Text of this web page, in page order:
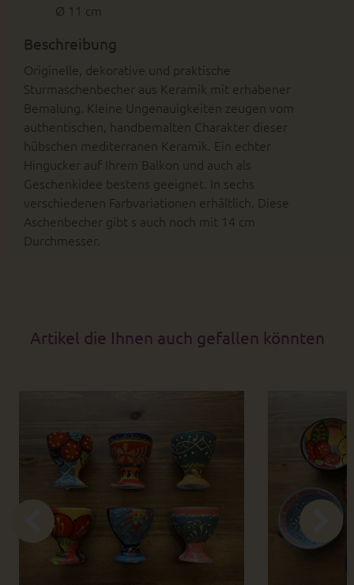
Ø 11 cm
Beschreibung
Originelle, dekorative und praktische
Sturmaschenbecher aus Keramik mit erhabener
Bemalung. Kleine Ungenauigkeiten zeugen vom
authentischen, handbemalten Charakter dieser
hübschen mediterranen Keramik. Ein echter
Hingucker auf Ihrem Balkon und auch als
Geschenkidee bestens geeignet. In sechs
verschiedenen Farbvariationen erhältlich. Diese
Aschenbecher gibt s auch noch mit 14 cm
Durchmesser.
Artikel die Ihnen auch gefallen könnten